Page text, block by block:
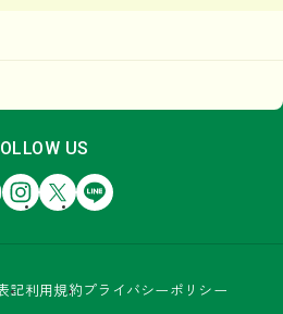
US
Instagram
X LINE
記利用規約 プライバシーポリシー